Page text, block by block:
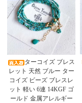
ターコイズ ブレス
レット 天然 ブルー ター
コイズ ビーズ ブレスレ
ット 軽い 6連 14KGF ゴ
ールド 金属アレルギー